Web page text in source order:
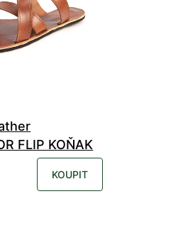
FLIP KOŇAK
KOUPIT